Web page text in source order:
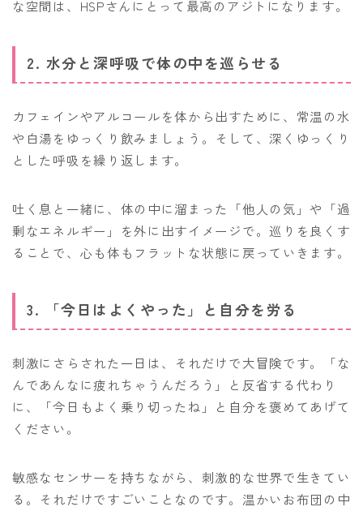
な空間は、HSPさんにとって最高のアジトになります。
2. 水分と深呼吸で体の中を巡らせる
カフェインやアルコールを体から出すために、常温の水
や白湯をゆっくり飲みましょう。そして、深くゆっくり
とした呼吸を繰り返します。
吐く息と一緒に、体の中に溜まった「他人の気」や「過
剰なエネルギー」を外に出すイメージで。巡りを良くす
ることで、心も体もフラットな状態に戻っていきます。
3. 「今日はよくやった」と自分を労る
刺激にさらされた一日は、それだけで大冒険です。「な
んであんなに疲れちゃうんだろう」と反省する代わり
に、「今日もよく乗り切ったね」と自分を褒めてあげて
ください。
敏感なセンサーを持ちながら、刺激的な世界で生きてい
る。それだけですごいことなのです。温かいお布団の中